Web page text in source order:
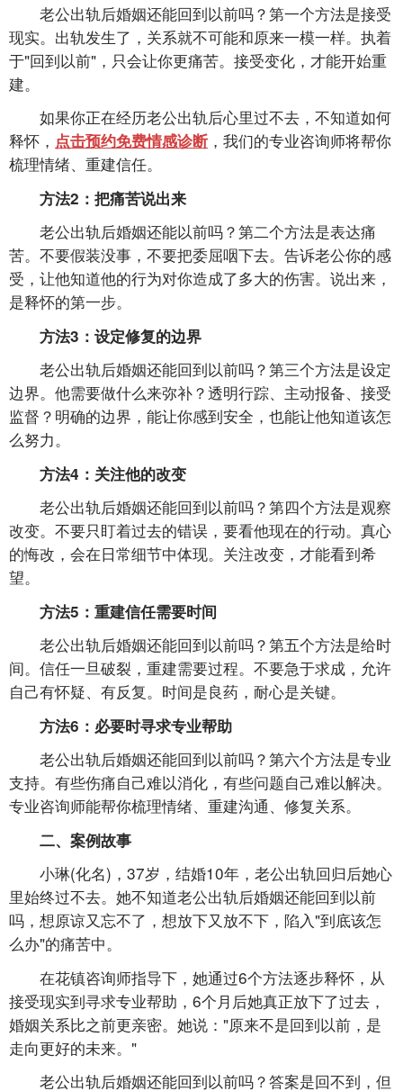
老公出轨后婚姻还能回到以前吗？第一个方法是接受
现实。出轨发生了，关系就不可能和原来一模一样。执着
于"回到以前"，只会让你更痛苦。接受变化，才能开始重
建。
如果你正在经历老公出轨后心里过不去，不知道如何
释怀， 点击预约免费情感诊断，我们的专业咨询师将帮你
梳理情绪、重建信任。
方法2：把痛苦说出来
老公出轨后婚姻还能以前吗？第二个方法是表达痛
苦。不要假装没事，不要把委屈咽下去。告诉老公你的感
受，让他知道他的行为对你造成了多大的伤害。说出来，
是释怀的第一步。
方法3：设定修复的边界
老公出轨后婚姻还能回到以前吗？第三个方法是设定
边界。他需要做什么来弥补？透明行踪、主动报备、接受
监督？明确的边界，能让你感到安全，也能让他知道该怎
么努力。
方法4：关注他的改变
老公出轨后婚姻还能回到以前吗？第四个方法是观察
改变。不要只盯着过去的错误，要看他现在的行动。真心
的悔改，会在日常细节中体现。关注改变，才能看到希
望。
方法5：重建信任需要时间
老公出轨后婚姻还能回到以前吗？第五个方法是给时
间。信任一旦破裂，重建需要过程。不要急于求成，允许
自己有怀疑、有反复。时间是良药，耐心是关键。
方法6：必要时寻求专业帮助
老公出轨后婚姻还能回到以前吗？第六个方法是专业
支持。有些伤痛自己难以消化，有些问题自己难以解决。
专业咨询师能帮你梳理情绪、重建沟通、修复关系。
二、案例故事
小琳(化名)，37岁，结婚10年，老公出轨回归后她心
里始终过不去。她不知道老公出轨后婚姻还能回到以前
吗，想原谅又忘不了，想放下又放不下，陷入"到底该怎
么办"的痛苦中。
在花镇咨询师指导下，她通过6个方法逐步释怀，从
接受现实到寻求专业帮助，6个月后她真正放下了过去，
婚姻关系比之前更亲密。她说："原来不是回到以前，是
走向更好的未来。"
老公出轨后婚姻还能回到以前吗？答案是回不到，但